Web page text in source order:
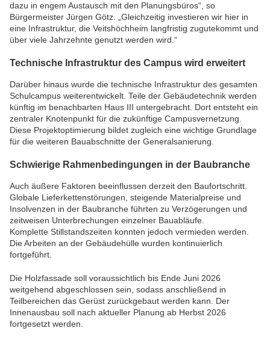
dazu in engem Austausch mit den Planungsbüros“, so
Bürgermeister Jürgen Götz. „Gleichzeitig investieren wir hier in
eine Infrastruktur, die Veitshöchheim langfristig zugutekommt und
über viele Jahrzehnte genutzt werden wird.“
Technische Infrastruktur des Campus wird erweitert
Darüber hinaus wurde die technische Infrastruktur des gesamten
Schulcampus weiterentwickelt. Teile der Gebäudetechnik werden
künftig im benachbarten Haus III untergebracht. Dort entsteht ein
zentraler Knotenpunkt für die zukünftige Campusvernetzung.
Diese Projektoptimierung bildet zugleich eine wichtige Grundlage
für die weiteren Bauabschnitte der Generalsanierung.
Schwierige Rahmenbedingungen in der Baubranche
Auch äußere Faktoren beeinflussen derzeit den Baufortschritt.
Globale Lieferkettenstörungen, steigende Materialpreise und
Insolvenzen in der Baubranche führten zu Verzögerungen und
zeitweisen Unterbrechungen einzelner Bauabläufe.
Komplette Stillstandszeiten konnten jedoch vermieden werden.
Die Arbeiten an der Gebäudehülle wurden kontinuierlich
fortgeführt.
Die Holzfassade soll voraussichtlich bis Ende Juni 2026
weitgehend abgeschlossen sein, sodass anschließend in
Teilbereichen das Gerüst zurückgebaut werden kann. Der
Innenausbau soll nach aktueller Planung ab Herbst 2026
fortgesetzt werden.